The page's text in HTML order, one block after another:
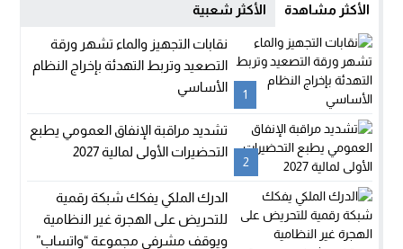
الأكثر مشاهدة الأكثر شعبية
1
نقابات التجهيز والماء تشهر ورقة
التصعيد وتربط التهدئة بإخراج النظام
الأساسي
2
تشديد مراقبة الإنفاق العمومي يطبع
التحضيرات الأولى لمالية 2027
الدرك الملكي يفكك شبكة رقمية
للتحريض على الهجرة غير النظامية
ويوقف مشرفي مجموعة “واتساب”